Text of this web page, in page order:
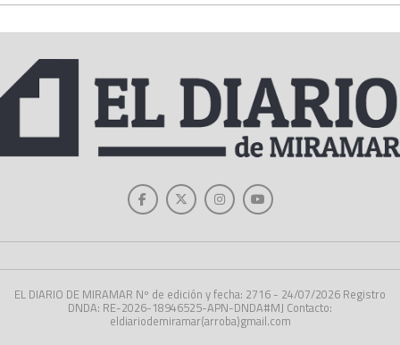
EL DIARIO DE MIRAMAR Nº de edición y fecha: 2716 - 24/07/2026 Registro
DNDA: RE-2026-18946525-APN-DNDA#MJ Contacto:
eldiariodemiramar(arroba)gmail.com